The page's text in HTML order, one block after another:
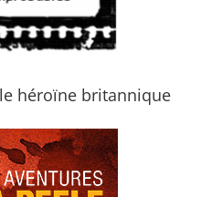
héroïne britannique